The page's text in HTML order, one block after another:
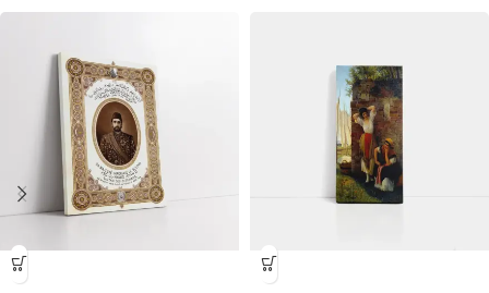
-23% -23%